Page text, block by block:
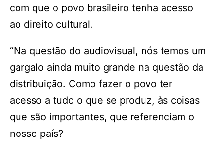
com que o povo brasileiro tenha acesso
ao direito cultural.
“Na questão do audiovisual, nós temos um
gargalo ainda muito grande na questão da
distribuição. Como fazer o povo ter
acesso a tudo o que se produz, às coisas
que são importantes, que referenciam o
nosso país?